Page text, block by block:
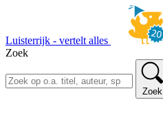
Luisterrijk - vertelt alles
Zoek
Zoek